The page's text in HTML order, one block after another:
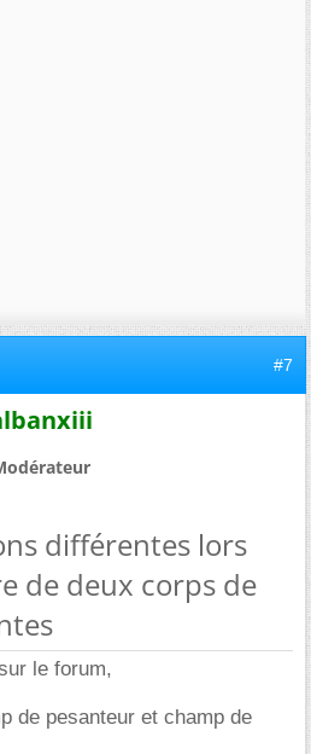
#7
différentes lors
de deux corps de
le forum,
de pesanteur et champ de